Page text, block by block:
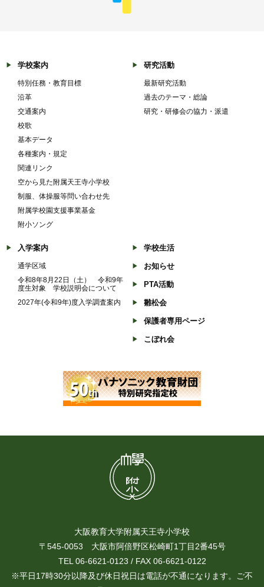
学校案内
特別任務・教育目標
沿革
交通案内
校歌
基本データ
各種案内・規定
関連リンク
空から見た附属天王寺小学校
制服、体操服等問い合わせ先
附属学校園支援事業基金
附小ソング
研究活動
最新研究活動
過去のテーマ・総論
研究・研修会の協力・派遣
入学案内
通学区域
令和8年8月22日（土） 令和9年
度生対象 学校説明会について
2027年(令和9年)度入学調査案内
学校生活
お知らせ
PTA活動
雛松会
保護者専用ページ
こぼれ会
大阪教育大学附属天王寺小学校
〒545-0053 大阪市阿倍野区松崎町1丁目2番45号
TEL 06-6621-0123 / FAX 06-6621-0122
※平日17時30分以降及び休日祝日は電話が不通になります。ご不